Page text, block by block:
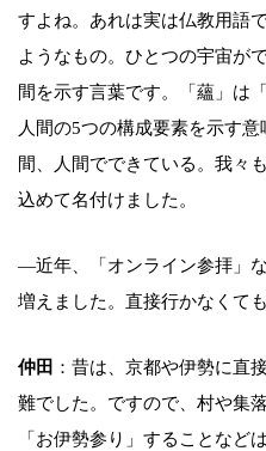
すよね。あれは実は仏教用語
ようなもの。ひとつの宇宙が
間を示す言葉です。「蘊」は
人間の5つの構成要素を示す
間、人間でできている。我々
込めて名付けました。
―近年、「オンライン参拝」
増えました。直接行かなくて
仲田 ：昔は、京都や伊勢に直
難でした。ですので、村や集
「お伊勢参り」することなど